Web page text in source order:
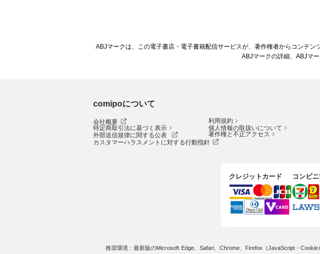
ABJマークは、この電子書店・電子書籍配信サービスが、著作権者からコンテ
ABJマークの詳細、ABJマ
comipoについて
会社概要
利用規約
特定商取引法に基づく表示
個人情報の取扱いについて
外部送信規律に関する公表
著作権と不正アクセス
カスタマーハラスメントに対する行動指針
クレジットカード コンビ
推奨環境：最新版のMicrosoft Edge、Safari、Chrome、Firefox（JavaScript・Cookie